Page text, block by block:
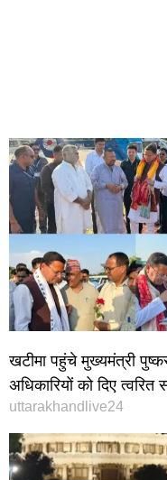
खटीमा पहुंचे मुख्यमंत्री
अधिकारियों को दिए त्वरित
uttarakhandlive24